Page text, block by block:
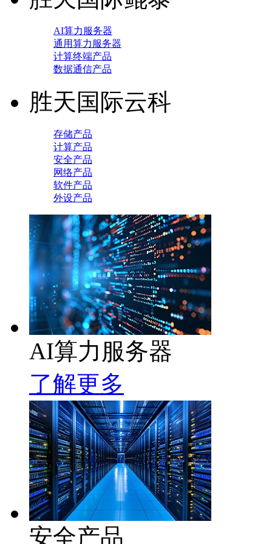
AI算力服务器
通用算力服务器
计算终端产品
数据通信产品
胜天国际云科
存储产品
计算产品
安全产品
网络产品
软件产品
外设产品
AI算力服务器
了解更多
安全产品